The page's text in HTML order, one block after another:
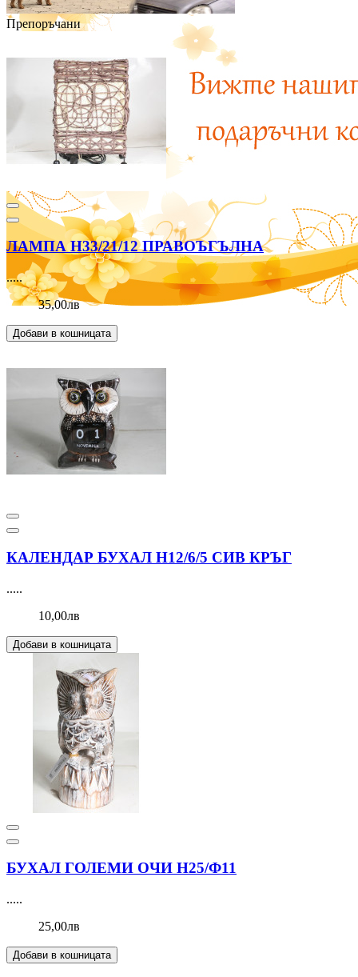
Препоръчани
ЛАМПА Н33/21/12 ПРАВОЪГЪЛНА
.....
35,00лв
Добави в кошницата
КАЛЕНДАР БУХАЛ Н12/6/5 СИВ КРЪГ
.....
10,00лв
Добави в кошницата
БУХАЛ ГОЛЕМИ ОЧИ Н25/Ф11
.....
25,00лв
Добави в кошницата